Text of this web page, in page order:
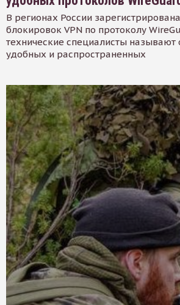
В регионах России
блокировок VPN по протоколу
технические специалисты
удобных и распространенных